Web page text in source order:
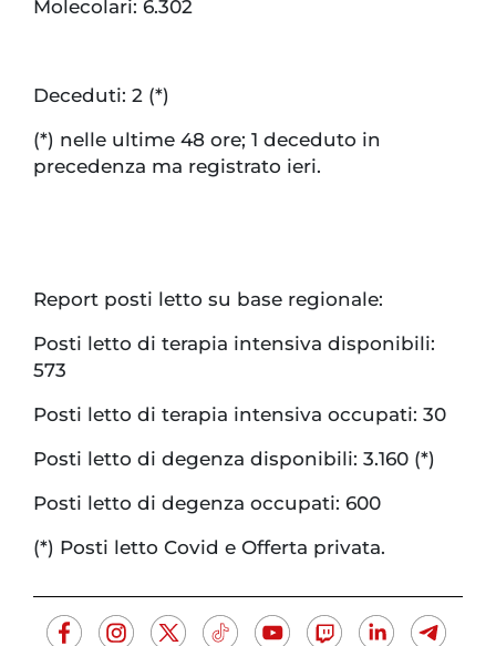
Molecolari: 6.302
Deceduti: 2 (*)
(*) nelle ultime 48 ore; 1 deceduto in
precedenza ma registrato ieri.
Report posti letto su base regionale:
Posti letto di terapia intensiva disponibili:
573
Posti letto di terapia intensiva occupati: 30
Posti letto di degenza disponibili: 3.160 (*)
Posti letto di degenza occupati: 600
(*) Posti letto Covid e Offerta privata.